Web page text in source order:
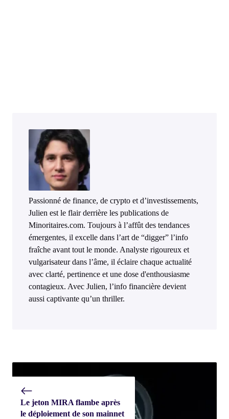
Passionné de finance, de crypto et d’investissements,
Julien est le flair derrière les publications de
Minoritaires.com. Toujours à l’affût des tendances
émergentes, il excelle dans l’art de “digger” l’info
fraîche avant tout le monde. Analyste rigoureux et
vulgarisateur dans l’âme, il éclaire chaque actualité
avec clarté, pertinence et une dose d'enthousiasme
contagieux. Avec Julien, l’info financière devient
aussi captivante qu’un thriller.
Le jeton MIRA flambe après
le déploiement de son mainnet